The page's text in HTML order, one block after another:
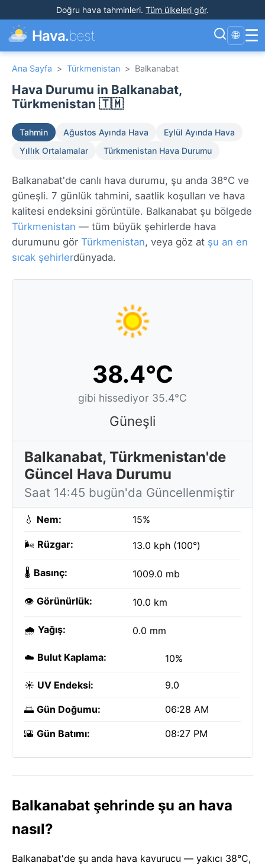
Doğru hava tahminleri. Tüm ülkeleri gör.
Hava.best 🌐 ☰
Ana Sayfa > Türkmenistan > Balkanabat
Hava Durumu in Balkanabat,
Türkmenistan 🇹🇲
Tahmin Ağustos Ayında Hava
Eylül Ayında Hava
Yıllık Ortalamalar
Türkmenistan Hava Durumu
Balkanabat'de canlı hava durumu, şu anda 38°C ve
güneşli. 7 günlük tahmini, saatlik koşulları ve hava
kalitesi endeksini görüntüle. Balkanabat şu bölgede
Türkmenistan — tüm büyük şehirlerde hava
durumunu gör Türkmenistan, veya göz at şu an en
sıcak şehirlerdünyada.
38.4°C
gibi hissediyor 35.4°C
Güneşli
Balkanabat, Türkmenistan'de
Güncel Hava Durumu
Saat 14:45 bugün'da Güncellenmiştir
💧 Nem: 15%
🌬️ Rüzgar: 13.0 kph (100°)
🌡️ Basınç: 1009.0 mb
👁️ Görünürlük: 10.0 km
🌧️ Yağış: 0.0 mm
☁️ Bulut Kaplama: 10%
☀️ UV Endeksi: 9.0
🌅 Gün Doğumu: 06:28 AM
🌇 Gün Batımı: 08:27 PM
Balkanabat şehrinde şu an hava
nasıl?
Balkanabat'de şu anda hava kavurucu — yakıcı 38°C,